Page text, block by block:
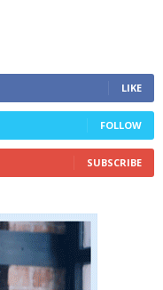
LIKE
FOLLOW
SUBSCRIBE